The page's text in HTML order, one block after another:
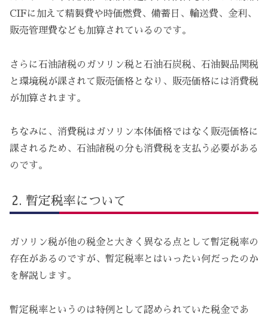
CIFに加えて精製費や時価燃費、備蓄日、輸送費、金利、
販売管理費なども加算されているのです。
さらに石油諸税のガソリン税と石油石炭税、石油製品関税
と環境税が課されて販売価格となり、販売価格には消費税
が加算されます。
ちなみに、消費税はガソリン本体価格ではなく販売価格に
課されるため、石油諸税の分も消費税を支払う必要がある
のです。
暫定税率について
ガソリン税が他の税金と大きく異なる点として暫定税率の
存在があるのですが、暫定税率とはいったい何だったのか
を解説します。
暫定税率というのは特例として認められていた税金であ